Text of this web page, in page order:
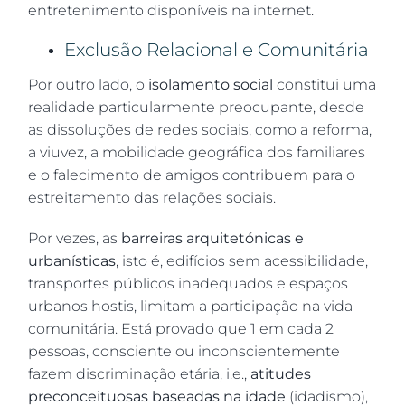
entretenimento disponíveis na internet.
Exclusão Relacional e Comunitária
Por outro lado, o isolamento social constitui uma
realidade particularmente preocupante, desde
as dissoluções de redes sociais, como a reforma,
a viuvez, a mobilidade geográfica dos familiares
e o falecimento de amigos contribuem para o
estreitamento das relações sociais.
Por vezes, as barreiras arquitetónicas e
urbanísticas, isto é, edifícios sem acessibilidade,
transportes públicos inadequados e espaços
urbanos hostis, limitam a participação na vida
comunitária. Está provado que 1 em cada 2
pessoas, consciente ou inconscientemente
fazem discriminação etária, i.e., atitudes
preconceituosas baseadas na idade (idadismo),